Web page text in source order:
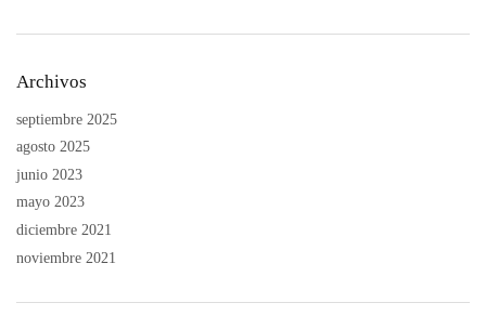
Archivos
septiembre 2025
agosto 2025
junio 2023
mayo 2023
diciembre 2021
noviembre 2021